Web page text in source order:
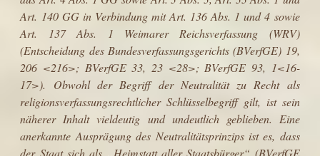
Art. 140 GG in Verbindung mit Art. 136 Abs. 1 und 4 sowie
Art. 137 Abs. 1 Weimarer Reichsverfassung (WRV)
(Entscheidung des Bundesverfassungsgerichts (BVerfGE) 19,
206 <216>; BVerfGE 33, 23 <28>; BVerfGE 93, 1<16-
17>). Obwohl der Begriff der Neutralität zu Recht als
religionsverfassungsrechtlicher Schlüsselbegriff gilt, ist sein
näherer Inhalt vieldeutig und undeutlich geblieben. Eine
anerkannte Ausprägung des Neutralitätsprinzips ist es, dass
der Staat sich als „Heimstatt aller Staatsbürger“ (BVerfGE